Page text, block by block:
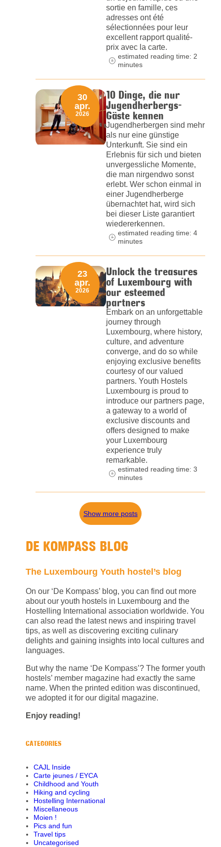
sortie en famille, ces
adresses ont été
sélectionnées pour leur
excellent rapport qualité-
prix avec la carte.
estimated reading time: 2
minutes
10 Dinge, die nur
Jugendherbergs-
Gäste kennen
Jugendherbergen sind mehr
als nur eine günstige
Unterkunft. Sie sind ein
Erlebnis für sich und bieten
unvergessliche Momente,
die man nirgendwo sonst
erlebt. Wer schon einmal in
einer Jugendherberge
übernachtet hat, wird sich
bei dieser Liste garantiert
wiedererkennen.
30
apr.
2026
estimated reading time: 4
minutes
Unlock the treasures
of Luxembourg with
our esteemed
partners
Embark on an unforgettable
journey through
Luxembourg, where history,
culture, and adventure
converge, and do so while
enjoying exclusive benefits
courtesy of our valued
partners. Youth Hostels
Luxembourg is proud to
introduce our partners page,
a gateway to a world of
exclusive discounts and
offers designed to make
your Luxembourg
experience truly
remarkable.
23
apr.
2026
estimated reading time: 3
minutes
Show more posts
DE KOMPASS BLOG
The Luxembourg Youth hostel’s blog
On our ‘De Kompass’ blog, you can find out more
about our youth hostels in Luxembourg and the
Hostelling International association worldwide. You
can also read the latest news and inspiring travel
tips, as well as discovering exciting culinary
delights and gaining insights into local cultures and
languages.
But why the name ‘De Kompass’? The former youth
hostels’ member magazine had exactly the same
name. When the printed edition was discontinued,
we adopted it for our digital magazine.
Enjoy reading!
CATEGORIES
CAJL Inside
Carte jeunes / EYCA
Childhood and Youth
Hiking and cycling
Hostelling International
Miscellaneous
Moien !
Pics and fun
Travel tips
Uncategorised